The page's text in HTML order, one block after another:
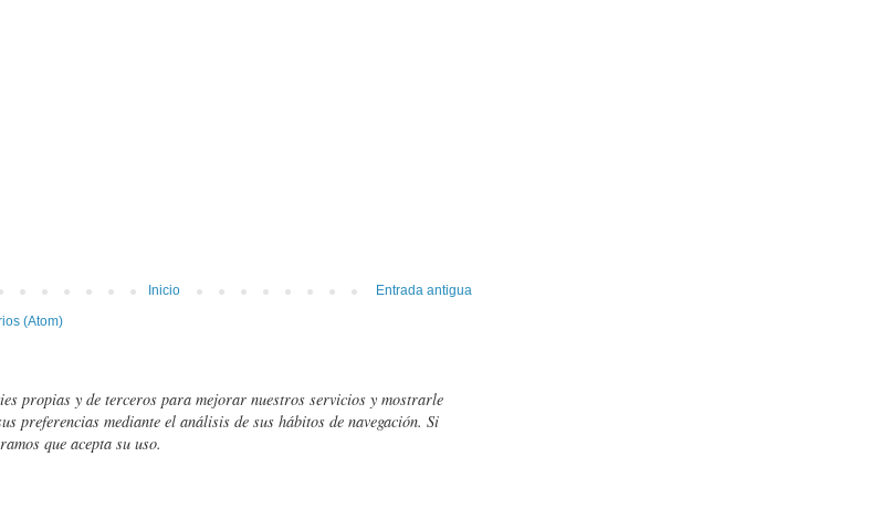
Entrada antigua
Inicio
(Atom)
propias y de terceros para mejorar nuestros servicios y mostrarle
preferencias mediante el análisis de sus hábitos de navegación. Si
que acepta su uso.